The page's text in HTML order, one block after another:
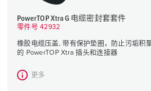
PowerTOP Xtra G 电缆密封套套件
零件号 42932
橡胶电缆压盖, 带有保护垫圈，防止污垢积
的 PowerTOP Xtra 插头和连接器
更多